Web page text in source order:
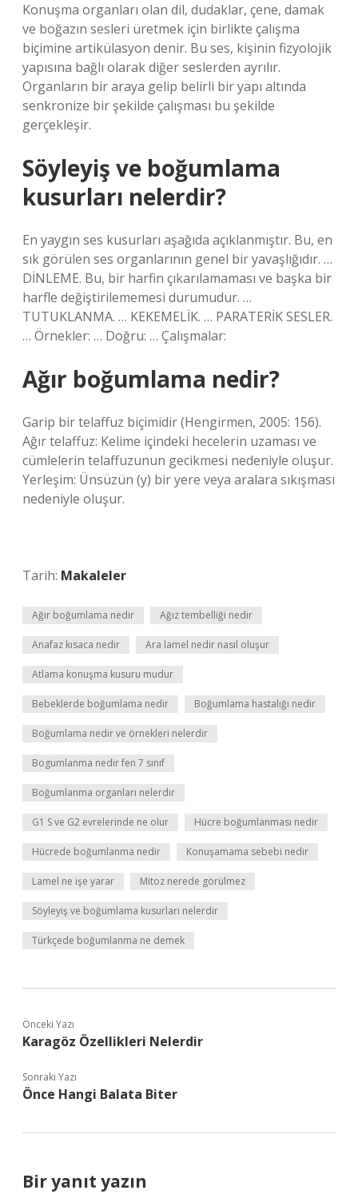
Konuşma organları olan dil, dudaklar, çene, damak
ve boğazın sesleri üretmek için birlikte çalışma
biçimine artikülasyon denir. Bu ses, kişinin fizyolojik
yapısına bağlı olarak diğer seslerden ayrılır.
Organların bir araya gelip belirli bir yapı altında
senkronize bir şekilde çalışması bu şekilde
gerçekleşir.
Söyleyiş ve boğumlama
kusurları nelerdir?
En yaygın ses kusurları aşağıda açıklanmıştır. Bu, en
sık görülen ses organlarının genel bir yavaşlığıdır. …
DİNLEME. Bu, bir harfin çıkarılamaması ve başka bir
harfle değiştirilememesi durumudur. …
TUTUKLANMA. … KEKEMELİK. … PARATERİK SESLER.
… Örnekler: … Doğru: … Çalışmalar:
Ağır boğumlama nedir?
Garip bir telaffuz biçimidir (Hengirmen, 2005: 156).
Ağır telaffuz: Kelime içindeki hecelerin uzaması ve
cümlelerin telaffuzunun gecikmesi nedeniyle oluşur.
Yerleşim: Ünsüzün (y) bir yere veya aralara sıkışması
nedeniyle oluşur.
Tarih: Makaleler
Ağır boğumlama nedir Ağız tembelliği nedir
Anafaz kısaca nedir Ara lamel nedir nasıl oluşur
Atlama konuşma kusuru mudur
Bebeklerde boğumlama nedir Boğumlama hastalığı nedir
Boğumlama nedir ve örnekleri nelerdir
Bogumlanma nedir fen 7 sınıf
Boğumlanma organları nelerdir
G1 S ve G2 evrelerinde ne olur Hücre boğumlanması nedir
Hücrede boğumlanma nedir Konuşamama sebebi nedir
Lamel ne işe yarar Mitoz nerede görülmez
Söyleyiş ve boğumlama kusurları nelerdir
Türkçede boğumlanma ne demek
Önceki Yazı
Karagöz Özellikleri Nelerdir
Sonraki Yazı
Önce Hangi Balata Biter
Bir yanıt yazın